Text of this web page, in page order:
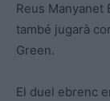
Reus Manyanet
també jugarà
Green.
El duel ebrenc